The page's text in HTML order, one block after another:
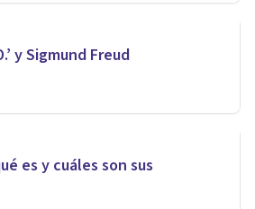
y Sigmund Freud
es y cuáles son sus